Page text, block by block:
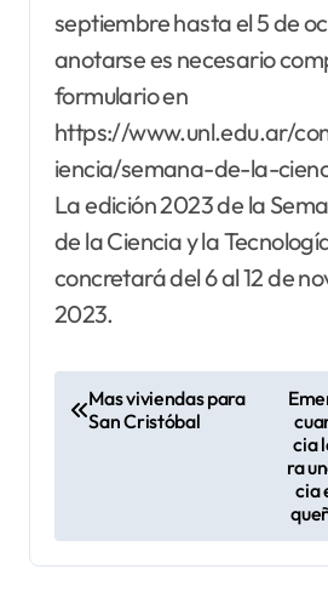
septiembre hasta el 5 de
anotarse es necesario
formulario en
https://www.unl.edu.ar/
iencia/semana-de-la-
La edición 2023 de la
de la Ciencia y la
concretará del 6 al 12 de
2023.
g
Mas viviendas para
San Cristóbal
cia
ra
cia